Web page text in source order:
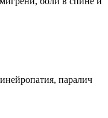
паралич